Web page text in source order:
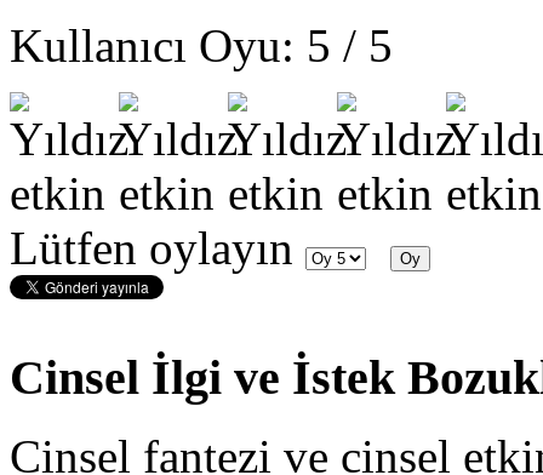
Kullanıcı Oyu: 5 / 5
Lütfen oylayın
Cinsel İlgi ve İstek
Cinsel fantezi ve cinsel